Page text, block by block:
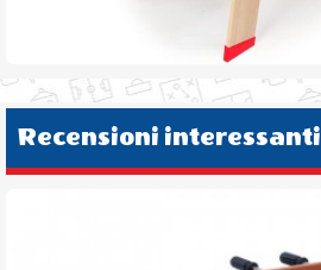
Recensioni interessanti